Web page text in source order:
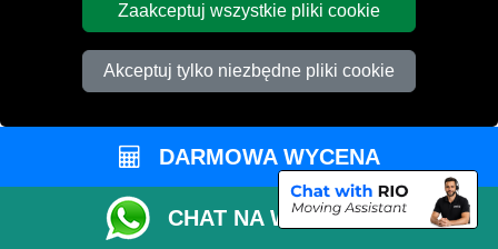
Zaakceptuj wszystkie pliki cookie
Akceptuj tylko niezbędne pliki cookie
DARMOWA WYCENA
CHAT NA WHATSAPP